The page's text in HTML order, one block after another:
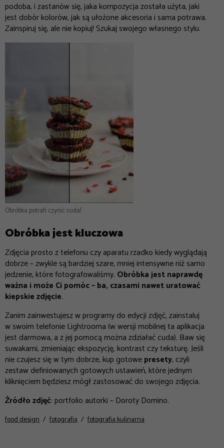
podoba, i zastanów się, jaka kompozycja została użyta, jaki
jest dobór kolorów, jak są ułożone akcesoria i sama potrawa.
Zainspiruj się, ale nie kopiuj! Szukaj swojego własnego stylu.
Obróbka potrafi czynić cuda!
Obróbka jest kluczowa
Zdjęcia prosto z telefonu czy aparatu rzadko kiedy wyglądają
dobrze – zwykle są bardziej szare, mniej intensywne niż samo
jedzenie, które fotografowaliśmy. Obróbka jest naprawdę
ważna i może Ci pomóc – ba, czasami nawet uratować
kiepskie zdjęcie.
Zanim zainwestujesz w programy do edycji zdjęć, zainstaluj
w swoim telefonie Lightrooma (w wersji mobilnej ta aplikacja
jest darmowa, a z jej pomocą można zdziałać cuda). Baw się
suwakami, zmieniając ekspozycję, kontrast czy teksturę. Jeśli
nie czujesz się w tym dobrze, kup gotowepresety, czyli
zestaw definiowanych gotowych ustawień, które jednym
kliknięciem będziesz mógł zastosować do swojego zdjęcia.
Źródło zdjęć: portfolio autorki – Doroty Domino.
food design fotografia fotografia kulinarna